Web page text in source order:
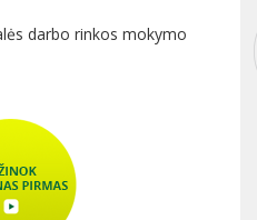
darbo rinkos mokymo